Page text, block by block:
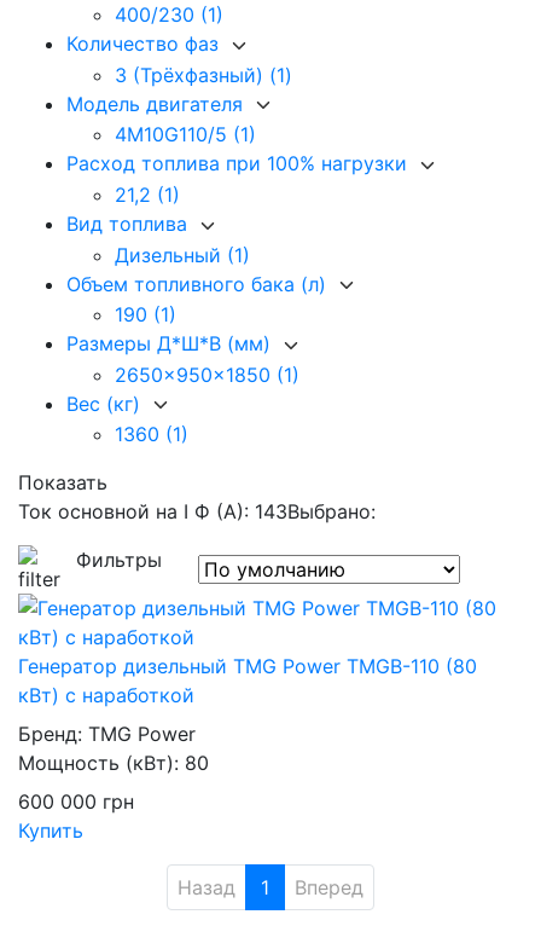
400/230 (1)
Количество фаз
3 (Трёхфазный) (1)
Модель двигателя
4M10G110/5 (1)
Расход топлива при 100% нагрузки
21,2 (1)
Вид топлива
Дизельный (1)
Объем топливного бака (л)
190 (1)
Размеры Д*Ш*В (мм)
2650x950x1850 (1)
Вес (кг)
1360 (1)
Показать
Ток основной на I Ф (А): 143Выбрано:
Фильтры
Генератор дизельный TMG Power TMGB-110 (80
кВт) с наработкой
Бренд: TMG Power
Мощность (кВт): 80
600 000 грн
Купить
Назад 1 Вперед